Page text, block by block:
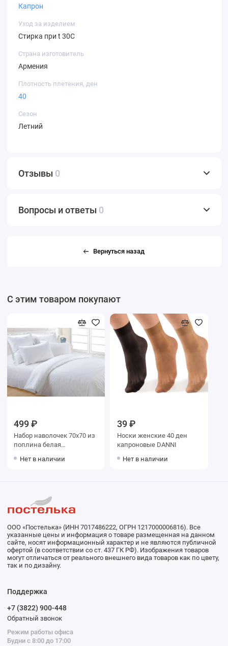
Капрон
Уход за изделием
Стирка при t 30С
Страна изготовитель
Армения
Плотность плетения, ден
40
Сезон
Летний
Отзывы 0
Вопросы и ответы 0
Вернуться назад
С этим товаром покупают
499 ₽
Набор наволочек 70х70 из
поплина белая
Нет в наличии
39 ₽
Носки женские 40 ден
капроновые DANNI
Нет в наличии
ООО «Постелька» (ИНН 7017486222, ОГРН 1217000006816). Все
указанные цены и информация о товаре размещенная на данном
сайте, носят информационный характер и не являются публичной
офертой (в соответствии со ст. 437 ГК РФ). Изображения товаров
могут отличаться от реального внешнего вида товаров как по цвету,
так и по дизайну.
Поддержка
+7 (3822) 900-448
Обратный звонок
Режим работы офиса
Будни с 8:00 до 17:00